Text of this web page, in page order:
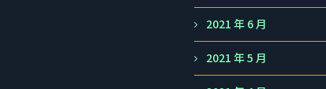
2021 年 6 月
2021 年 5 月